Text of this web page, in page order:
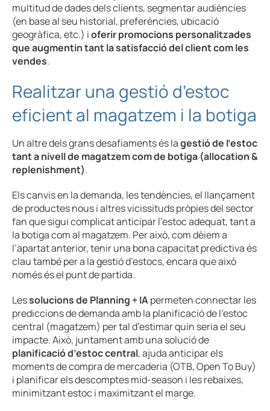
multitud de dades dels clients, segmentar audiències
(en base al seu historial, preferències, ubicació
geogràfica, etc.) ioferir promocions personalitzades
que augmentin tant la satisfacció del client com les
vendes.
Realitzar una gestió d’estoc
eficient al magatzem i la botiga
Un altre dels grans desafiaments és lagestió de l’estoc
tant a nivell de magatzem com de botiga (allocation &
replenishment).
Els canvis en la demanda, les tendències, el llançament
de productes nous i altres vicissituds pròpies del sector
fan que sigui complicat anticipar l’estoc adequat, tant a
la botiga com al magatzem. Per això, com dèiem a
l’apartat anterior, tenir una bona capacitat predictiva és
clau també per a la gestió d’estocs, encara que això
només és el punt de partida.
Lessolucions de Planning + IApermeten connectar les
prediccions de demanda amb la planificació de l’estoc
central (magatzem) per tal d’estimar quin seria el seu
impacte. Això, juntament amb una solució de
planificació d’estoc central, ajuda anticipar els
moments de compra de mercaderia (OTB, Open To Buy)
i planificar els descomptes mid-season i les rebaixes,
minimitzant estoc i maximitzant el marge.